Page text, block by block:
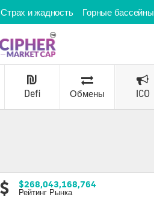
Страх и жадность Горные бассейны
Defi Обмены ICO
$268,043,168,764
Рейтинг Рынка